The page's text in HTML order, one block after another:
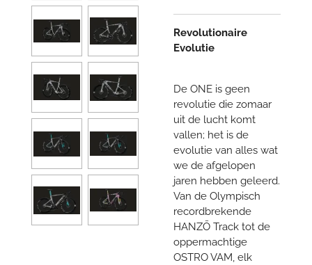
Revolutionaire
Evolutie
De ONE is geen
revolutie die zomaar
uit de lucht komt
vallen; het is de
evolutie van alles wat
we de afgelopen
jaren hebben geleerd.
Van de Olympisch
recordbrekende
HANZŌ Track tot de
oppermachtige
OSTRO VAM, elk